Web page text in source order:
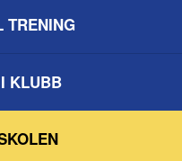
TRENING
KLUBB